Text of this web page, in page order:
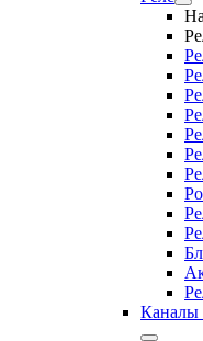
Каналы